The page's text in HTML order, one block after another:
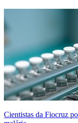
Cientistas da Fiocruz